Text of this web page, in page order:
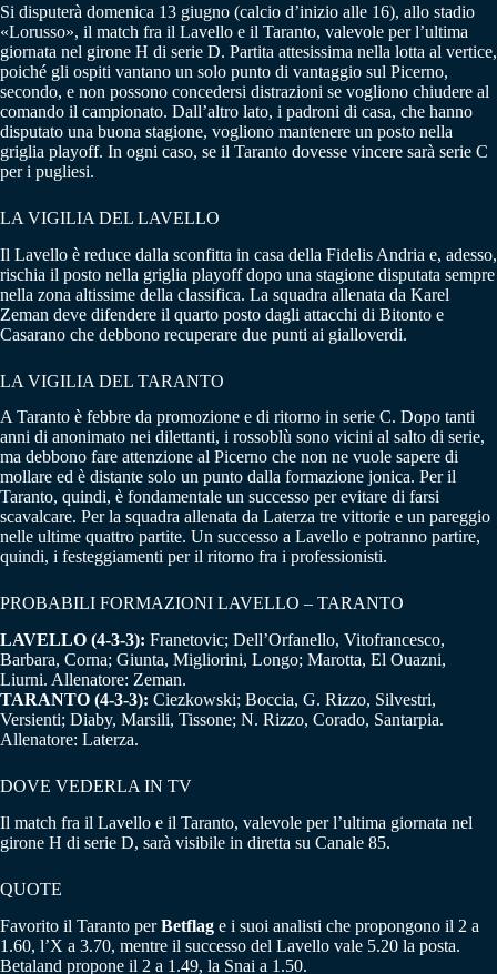
Si disputerà domenica 13 giugno (calcio d’inizio alle 16), allo stadio
«Lorusso», il match fra il Lavello e il Taranto, valevole per l’ultima
giornata nel girone H di serie D. Partita attesissima nella lotta al vertice,
poiché gli ospiti vantano un solo punto di vantaggio sul Picerno,
secondo, e non possono concedersi distrazioni se vogliono chiudere al
comando il campionato. Dall’altro lato, i padroni di casa, che hanno
disputato una buona stagione, vogliono mantenere un posto nella
griglia playoff. In ogni caso, se il Taranto dovesse vincere sarà serie C
per i pugliesi.
LA VIGILIA DEL LAVELLO
Il Lavello è reduce dalla sconfitta in casa della Fidelis Andria e, adesso,
rischia il posto nella griglia playoff dopo una stagione disputata sempre
nella zona altissime della classifica. La squadra allenata da Karel
Zeman deve difendere il quarto posto dagli attacchi di Bitonto e
Casarano che debbono recuperare due punti ai gialloverdi.
LA VIGILIA DEL TARANTO
A Taranto è febbre da promozione e di ritorno in serie C. Dopo tanti
anni di anonimato nei dilettanti, i rossoblù sono vicini al salto di serie,
ma debbono fare attenzione al Picerno che non ne vuole sapere di
mollare ed è distante solo un punto dalla formazione jonica. Per il
Taranto, quindi, è fondamentale un successo per evitare di farsi
scavalcare. Per la squadra allenata da Laterza tre vittorie e un pareggio
nelle ultime quattro partite. Un successo a Lavello e potranno partire,
quindi, i festeggiamenti per il ritorno fra i professionisti.
PROBABILI FORMAZIONI LAVELLO – TARANTO
LAVELLO (4-3-3): Franetovic; Dell’Orfanello, Vitofrancesco,
Barbara, Corna; Giunta, Migliorini, Longo; Marotta, El Ouazni,
Liurni. Allenatore: Zeman.
TARANTO (4-3-3): Ciezkowski; Boccia, G. Rizzo, Silvestri,
Versienti; Diaby, Marsili, Tissone; N. Rizzo, Corado, Santarpia.
Allenatore: Laterza.
DOVE VEDERLA IN TV
Il match fra il Lavello e il Taranto, valevole per l’ultima giornata nel
girone H di serie D, sarà visibile in diretta su Canale 85.
QUOTE
Favorito il Taranto perBetflag e i suoi analisti che propongono il 2 a
1.60, l’X a 3.70, mentre il successo del Lavello vale 5.20 la posta.
Betaland propone il 2 a 1.49, la Snai a 1.50.